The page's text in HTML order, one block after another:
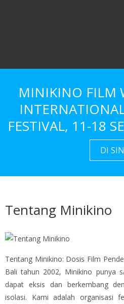
MINIKINO FILM
FESTIVAL, 11-18
DI
Tentang Minikino
Tentang Minikino: Dosis Film
Bali tahun 2002, Minikino punya
dapat eksis dan berkembang
isolasi. Kami adalah organisasi